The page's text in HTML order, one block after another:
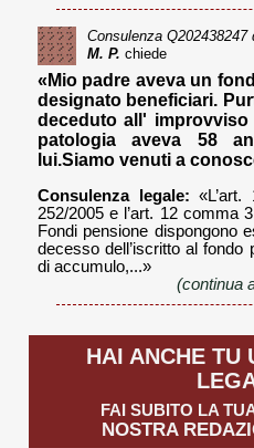
Consulenza Q202438247
M. P. chiede
«Mio padre aveva un
designato beneficiari.
deceduto all'
patologia aveva 58
lui.Siamo venuti a
Consulenza legale:
252/2005 e l’art. 12 comma
Fondi pensione dispongono
decesso dell’iscritto al
di accumulo,...»
(continua
HAI ANCHE TU
FAI SUBITO LA
NOSTRA